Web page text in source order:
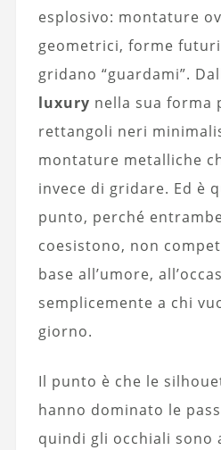
esplosivo: montature
geometrici, forme
gridano “guardami”.
luxury nella sua forma
rettangoli neri
montature metalliche
invece di gridare. Ed è
punto, perché
coesistono, non
base all’umore,
semplicemente a chi
giorno.
Il punto è che le
hanno dominato le
quindi gli occhiali sono